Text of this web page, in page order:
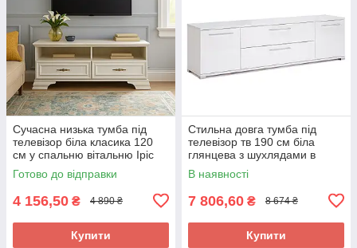
Сучасна низька тумба під
телевізор біла класика 120
см у спальню вітальню Іріс
Мебель Сервіс
Готово до відправки
4 156,50 ₴ 4 890 ₴
Купити
Стильна довга тумба під
телевізор тв 190 см біла
глянцева з шухлядами в
спальню вітальню Фемелі
Миро-Марк
В наявності
7 806,60 ₴ 8 674 ₴
Купити